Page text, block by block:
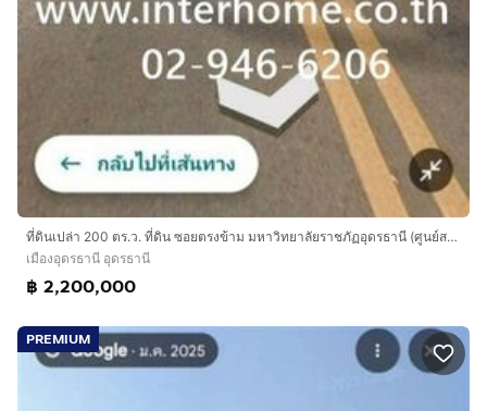
ที่ดินเปล่า 200 ตร.ว. ที่ดิน ซอยตรงข้าม มหาวิทยาลัยราชภัฏอุดรธานี (ศูนย์สามพร้าว) ถนนทางหลวงหมายเลข2410 เมืองอุดรธานี อุดรธานี
เมืองอุดรธานี อุดรธานี
฿ 2,200,000
PREMIUM